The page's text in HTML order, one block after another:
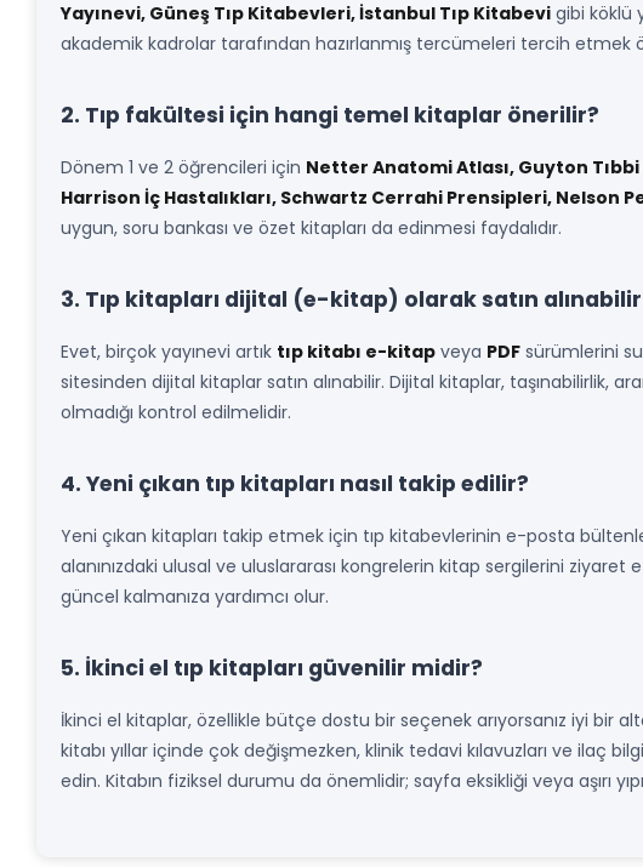
Yayınevi, Güneş Tıp Kitabevleri, İstanbul Tıp Kitabevi gibi köklü
akademik kadrolar tarafından hazırlanmış tercümeleri tercih etmek
2. Tıp fakültesi için hangi temel kitaplar önerilir?
Dönem 1 ve 2 öğrencileri için Netter Anatomi Atlası, Guyton
Harrison İç Hastalıkları, Schwartz Cerrahi Prensipleri, Nelson
uygun, soru bankası ve özet kitapları da edinmesi faydalıdır.
3. Tıp kitapları dijital (e-kitap) olarak satın
Evet, birçok yayınevi artık tıp kitabı e-kitap veya PDF sürümlerini
sitesinden dijital kitaplar satın alınabilir. Dijital kitaplar, taşınabilirlik,
olmadığı kontrol edilmelidir.
4. Yeni çıkan tıp kitapları nasıl takip edilir?
Yeni çıkan kitapları takip etmek için tıp kitabevlerinin e-posta
alanınızdaki ulusal ve uluslararası kongrelerin kitap sergilerini
güncel kalmanıza yardımcı olur.
5. İkinci el tıp kitapları güvenilir midir?
İkinci el kitaplar, özellikle bütçe dostu bir seçenek arıyorsanız iyi bir
kitabı yıllar içinde çok değişmezken, klinik tedavi kılavuzları ve ilaç
edin. Kitabın fiziksel durumu da önemlidir; sayfa eksikliği veya aşırı